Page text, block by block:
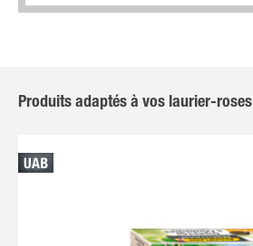
Produits adaptés à vos laurier-roses